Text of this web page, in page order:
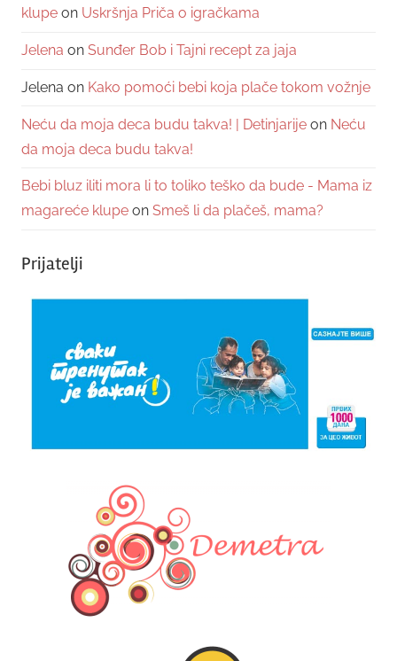
klupe on Uskršnja Priča o igračkama
Jelena on Sunđer Bob i Tajni recept za jaja
Jelena on Kako pomoći bebi koja plače tokom vožnje
Neću da moja deca budu takva! | Detinjarije on Neću
da moja deca budu takva!
Bebi bluz iliti mora li to toliko teško da bude - Mama iz
magareće klupe on Smeš li da plačeš, mama?
Prijatelji